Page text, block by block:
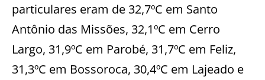
particulares eram de 32,7ºC em Santo
Antônio das Missões, 32,1ºC em Cerro
Largo, 31,9ºC em Parobé, 31,7ºC em Feliz,
31,3ºC em Bossoroca, 30,4ºC em Lajeado e